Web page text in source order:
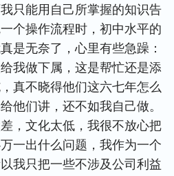
只能用自己所掌握的知识告
个操作流程时，初中水平的
是无奈了，心里有些急躁：
我做下属，这是帮忙还是添
真不晓得他们这六七年怎么
他们讲，还不如我自己做。
，文化太低，我很不放心把
一出什么问题，我作为一个
我只把一些不涉及公司利益